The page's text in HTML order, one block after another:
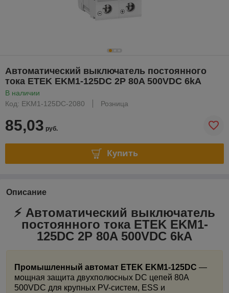
Автоматический выключатель постоянного
тока ETEK EKM1-125DC 2P 80A 500VDC 6kA
В наличии
Код: EKM1-125DC-2080
Розница
85,03 руб.
Купить
Описание
⚡ Автоматический выключатель
постоянного тока ETEK EKM1-
125DC 2P 80A 500VDC 6kA
Промышленный автомат ETEK EKM1-125DC —
мощная защита двухполюсных DC цепей 80A
500VDC для крупных PV-систем, ESS и